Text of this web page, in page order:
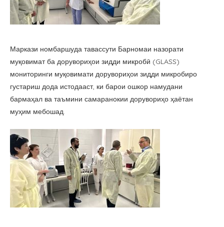
Маркази номбаршуда тавассути Барномаи назорати
муқовимат ба дорувориҳои зидди микробӣ (GLASS)
мониторинги муқовимати дорувориҳои зидди микробиро
густариш дода истодааст, ки барои ошкор намудани
бармаҳал ва таъмини самаранокии дорувориҳо ҳаётан
муҳим мебошад.